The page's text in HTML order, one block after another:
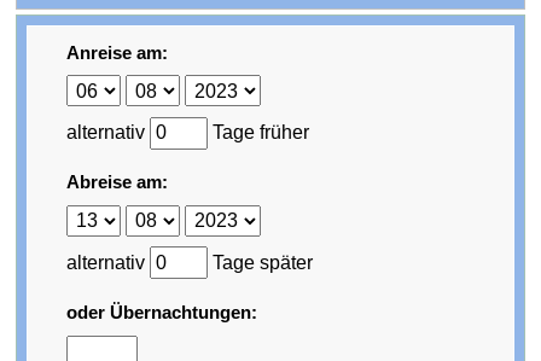
Anreise am:
alternativ Tage früher
Abreise am:
alternativ Tage später
oder Übernachtungen: